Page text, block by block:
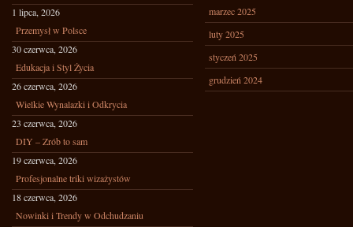
1 lipca, 2026
Przemysł w Polsce
30 czerwca, 2026
Edukacja i Styl Życia
26 czerwca, 2026
Wielkie Wynalazki i Odkrycia
23 czerwca, 2026
DIY – Zrób to sam
19 czerwca, 2026
Profesjonalne triki wizażystów
18 czerwca, 2026
Nowinki i Trendy w Odchudzaniu
marzec 2025
luty 2025
styczeń 2025
grudzień 2024